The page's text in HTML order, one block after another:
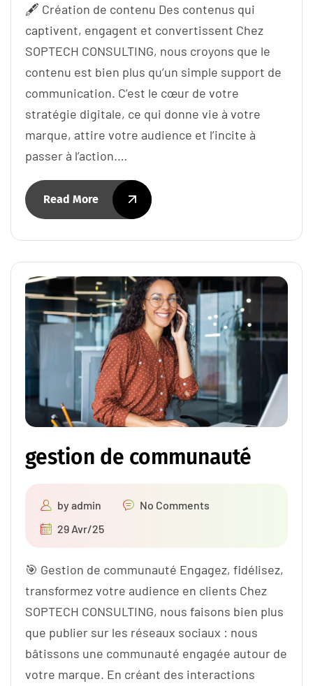
🖋️ Création de contenu Des contenus qui
captivent, engagent et convertissent Chez
SOPTECH CONSULTING, nous croyons que le
contenu est bien plus qu’un simple support de
communication. C’est le cœur de votre
stratégie digitale, ce qui donne vie à votre
marque, attire votre audience et l’incite à
passer à l’action.…
Read More
gestion de communauté
byadmin
No Comments
29 Avr/25
🎯 Gestion de communauté Engagez, fidélisez,
transformez votre audience en clients Chez
SOPTECH CONSULTING, nous faisons bien plus
que publier sur les réseaux sociaux : nous
bâtissons une communauté engagée autour de
votre marque. En créant des interactions